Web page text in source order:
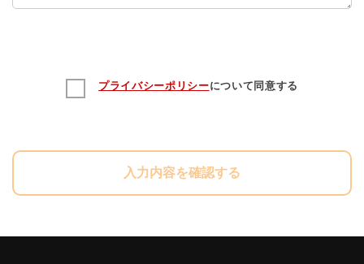
プライバシーポリシーについて同意する